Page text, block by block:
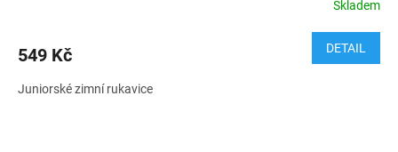
Skladem
549 Kč DETAIL
Juniorské zimní rukavice